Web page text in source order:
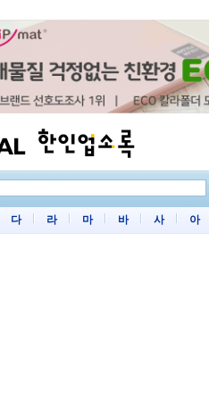
다 라 마 바 사 아